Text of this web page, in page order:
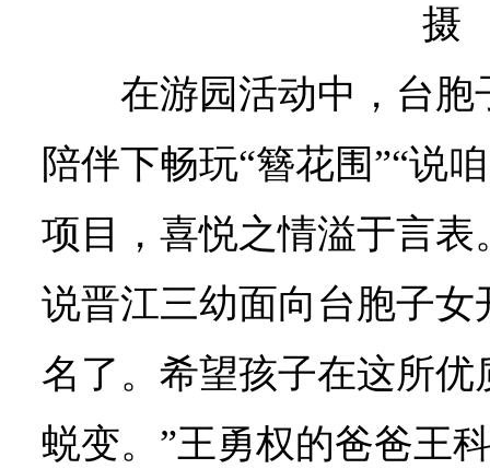
摄
在游园活动中，台
陪伴下畅玩“簪花围”“说
项目，喜悦之情溢于言表
说晋江三幼面向台胞子
名了。希望孩子在这所
蜕变。”王勇权的爸爸王